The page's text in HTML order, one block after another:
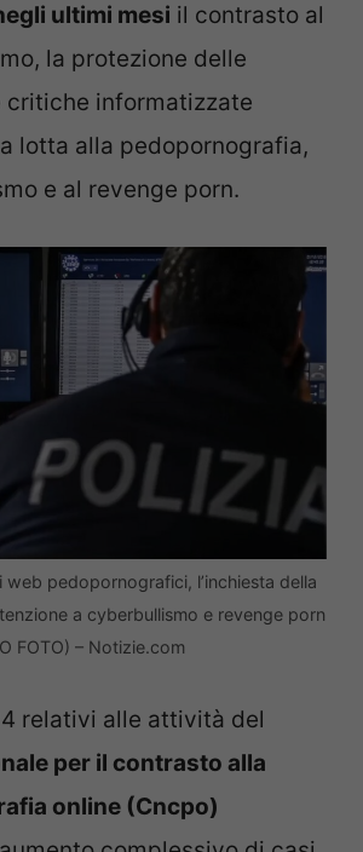
ultimi mesi il contrasto al
la protezione delle
informatizzate
lotta alla pedopornografia,
e al revenge porn.
web pedopornografici, l’inchiesta della
a cyberbullismo e revenge porn
FOTO) – Notizie.com
relativi alle attività del
per il contrasto alla
online (Cncpo)